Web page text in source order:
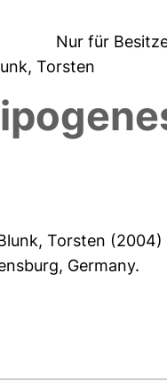
Nur für
Torsten
Torsten (2004)
Germany.